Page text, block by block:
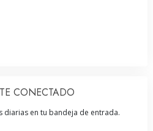
CONECTADO
diarias en tu bandeja de entrada.